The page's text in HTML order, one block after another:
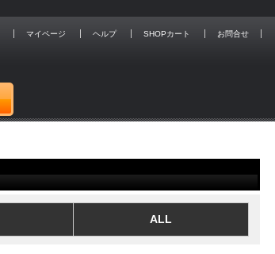
マイページ ヘルプ SHOPカート お問合せ
ALL